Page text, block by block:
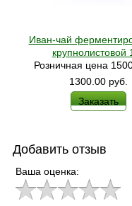
Иван-чай
крупнолистовой
Розничная цена
1300.00 руб.
Заказать
Добавить отзыв
Ваша оценка: